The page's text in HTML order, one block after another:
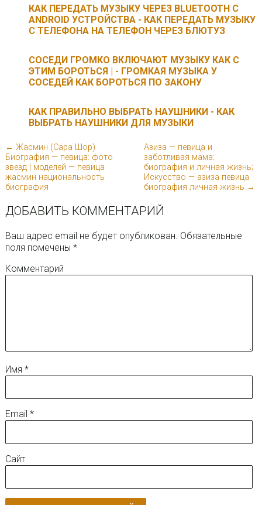
КАК ПЕРЕДАТЬ МУЗЫКУ ЧЕРЕЗ BLUETOOTH С
ANDROID УСТРОЙСТВА - КАК ПЕРЕДАТЬ МУЗЫКУ
С ТЕЛЕФОНА НА ТЕЛЕФОН ЧЕРЕЗ БЛЮТУЗ
СОСЕДИ ГРОМКО ВКЛЮЧАЮТ МУЗЫКУ КАК С
ЭТИМ БОРОТЬСЯ | - ГРОМКАЯ МУЗЫКА У
СОСЕДЕЙ КАК БОРОТЬСЯ ПО ЗАКОНУ
КАК ПРАВИЛЬНО ВЫБРАТЬ НАУШНИКИ - КАК
ВЫБРАТЬ НАУШНИКИ ДЛЯ МУЗЫКИ
← Жасмин (Сара Шор)
Биография — певица: фото
звезд | моделей — певица
жасмин национальность
биография
Азиза — певица и
заботливая мама:
биография и личная жизнь;
Искусство — азиза певица
биография личная жизнь →
ДОБАВИТЬ КОММЕНТАРИЙ
Ваш адрес email не будет опубликован. Обязательные
поля помечены *
Комментарий
Имя *
Email *
Сайт